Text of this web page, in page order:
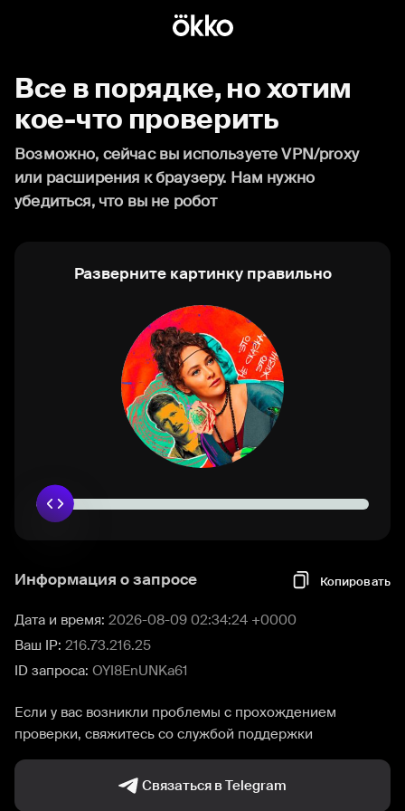
Все в порядке, но хотим
кое-что проверить
Возможно, сейчас вы используете VPN/proxy
или расширения к браузеру. Нам нужно
убедиться, что вы не робот
Разверните картинку правильно
Информация о запросе Копировать
Дата и время: 2026-08-09 02:34:24 +0000
Ваш IP: 216.73.216.25
ID запроса: OYI8EnUNKa61
Если у вас возникли проблемы с прохождением
проверки, свяжитесь со службой поддержки
Связаться в Telegram